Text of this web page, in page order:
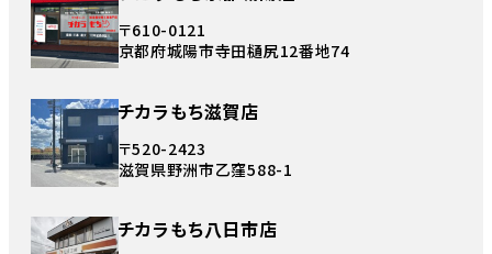
〒610-0121
京都府城陽市寺田樋尻12番地74
チカラもち滋賀店
〒520-2423
滋賀県野洲市乙窪588-1
チカラもち八日市店